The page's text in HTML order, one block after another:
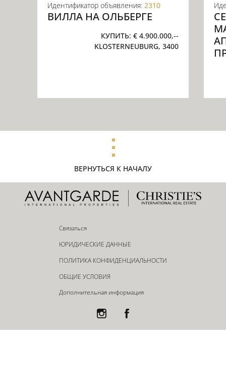
Идентификатор объявления: 2310
ВИЛЛА НА ОЛЬБЕРГЕ
КУПИТЬ: € 4.900.000,--
KLOSTERNEUBURG, 3400
ВЕРНУТЬСЯ К НАЧАЛУ
Связаться
ЮРИДИЧЕСКИЕ ДАННЫЕ
ПОЛИТИКА КОНФИДЕНЦИАЛЬНОСТИ
ОБЩИЕ УСЛОВИЯ
Дополнительная информация